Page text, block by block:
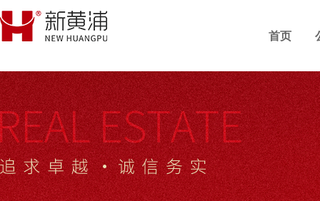
首页